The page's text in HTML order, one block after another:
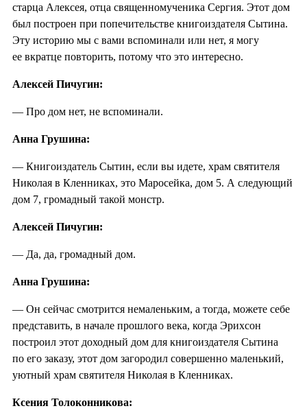
старца Алексея, отца священномученика Сергия. Этот дом
был построен при попечительстве книгоиздателя Сытина.
Эту историю мы с вами вспоминали или нет, я могу
ее вкратце повторить, потому что это интересно.
Алексей Пичугин:
— Про дом нет, не вспоминали.
Анна Грушина:
— Книгоиздатель Сытин, если вы идете, храм святителя
Николая в Кленниках, это Маросейка, дом 5. А следующий
дом 7, громадный такой монстр.
Алексей Пичугин:
— Да, да, громадный дом.
Анна Грушина:
— Он сейчас смотрится немаленьким, а тогда, можете себе
представить, в начале прошлого века, когда Эрихсон
построил этот доходный дом для книгоиздателя Сытина
по его заказу, этот дом загородил совершенно маленький,
уютный храм святителя Николая в Кленниках.
Ксения Толоконникова: